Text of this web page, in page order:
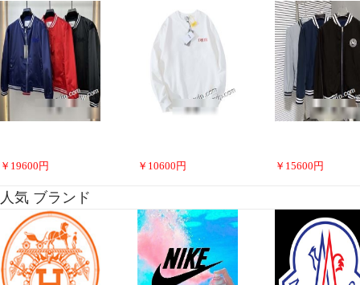
￥ 19600 円 ￥ 10600 円 ￥ 15600 円
人気 ブランド